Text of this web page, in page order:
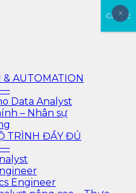
liệu & AI Insight Data
tích dữ liệu & AI chuyên
bảo hiểm – chứng khoán
thực tế, cá nhân hóa
Data Analyst
– Nhân sự
ĐẦY ĐỦ
Engineer
×
CLOSE
×